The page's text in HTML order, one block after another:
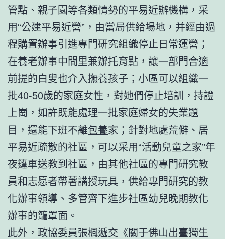
管點、親子園等各類情勢的平易近辦機構，采
用“公建平易近營”，由當局供給場地，并經由過
程購置辦事引進專門研究組織停止日常運營；
在養老辦事中間里兼辦托育點，讓一部門合適
前提的白叟也介入撫養孩子；小區可以組織一
批40-50歲的家庭女性，對她們停止培訓，持證
上崗，如許既能處理一批家庭婦女的失業題
目，還能下班不離包養家；針對地處荒僻、居
平易近疏散的社區，可以采用“活動兒童之家”年
夜篷車送教到社區，由其他社區的專門研究教
員和志愿者帶著講授玩具，供給專門研究的教
化辦事領導、多管齊下進步社區幼兒晚期教化
辦事的籠罩面。
此外，政協委員張楓遞交《關于佛山出臺獨生